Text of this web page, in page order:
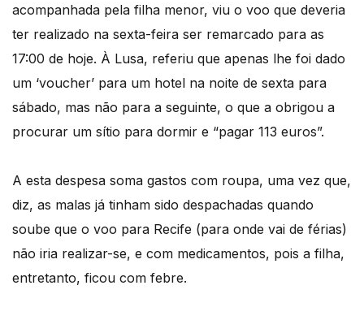
acompanhada pela filha menor, viu o voo que deveria
ter realizado na sexta-feira ser remarcado para as
17:00 de hoje. À Lusa, referiu que apenas lhe foi dado
um ‘voucher’ para um hotel na noite de sexta para
sábado, mas não para a seguinte, o que a obrigou a
procurar um sítio para dormir e “pagar 113 euros”.
A esta despesa soma gastos com roupa, uma vez que,
diz, as malas já tinham sido despachadas quando
soube que o voo para Recife (para onde vai de férias)
não iria realizar-se, e com medicamentos, pois a filha,
entretanto, ficou com febre.